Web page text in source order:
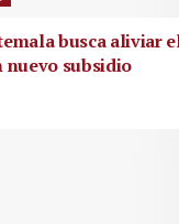
busca aliviar
nuevo subsidio